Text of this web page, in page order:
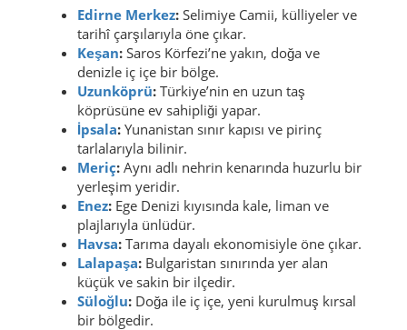
Edirne Merkez: Selimiye Camii, külliyeler ve
tarihî çarşılarıyla öne çıkar.
Keşan: Saros Körfezi’ne yakın, doğa ve
denizle iç içe bir bölge.
Uzunköprü: Türkiye’nin en uzun taş
köprüsüne ev sahipliği yapar.
İpsala: Yunanistan sınır kapısı ve pirinç
tarlalarıyla bilinir.
Meriç: Aynı adlı nehrin kenarında huzurlu bir
yerleşim yeridir.
Enez: Ege Denizi kıyısında kale, liman ve
plajlarıyla ünlüdür.
Havsa: Tarıma dayalı ekonomisiyle öne çıkar.
Lalapaşa: Bulgaristan sınırında yer alan
küçük ve sakin bir ilçedir.
Süloğlu: Doğa ile iç içe, yeni kurulmuş kırsal
bir bölgedir.